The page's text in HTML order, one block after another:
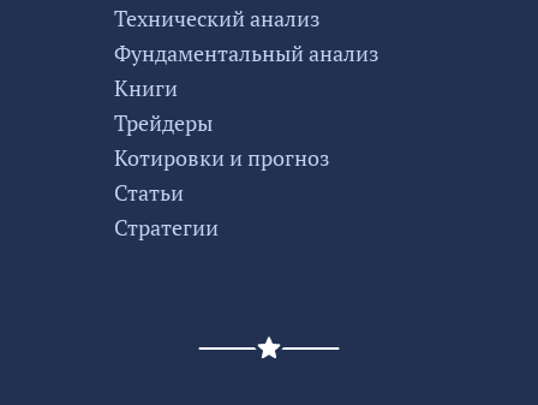
Технический анализ
Фундаментальный анализ
Книги
Трейдеры
Котировки и прогноз
Статьи
Стратегии